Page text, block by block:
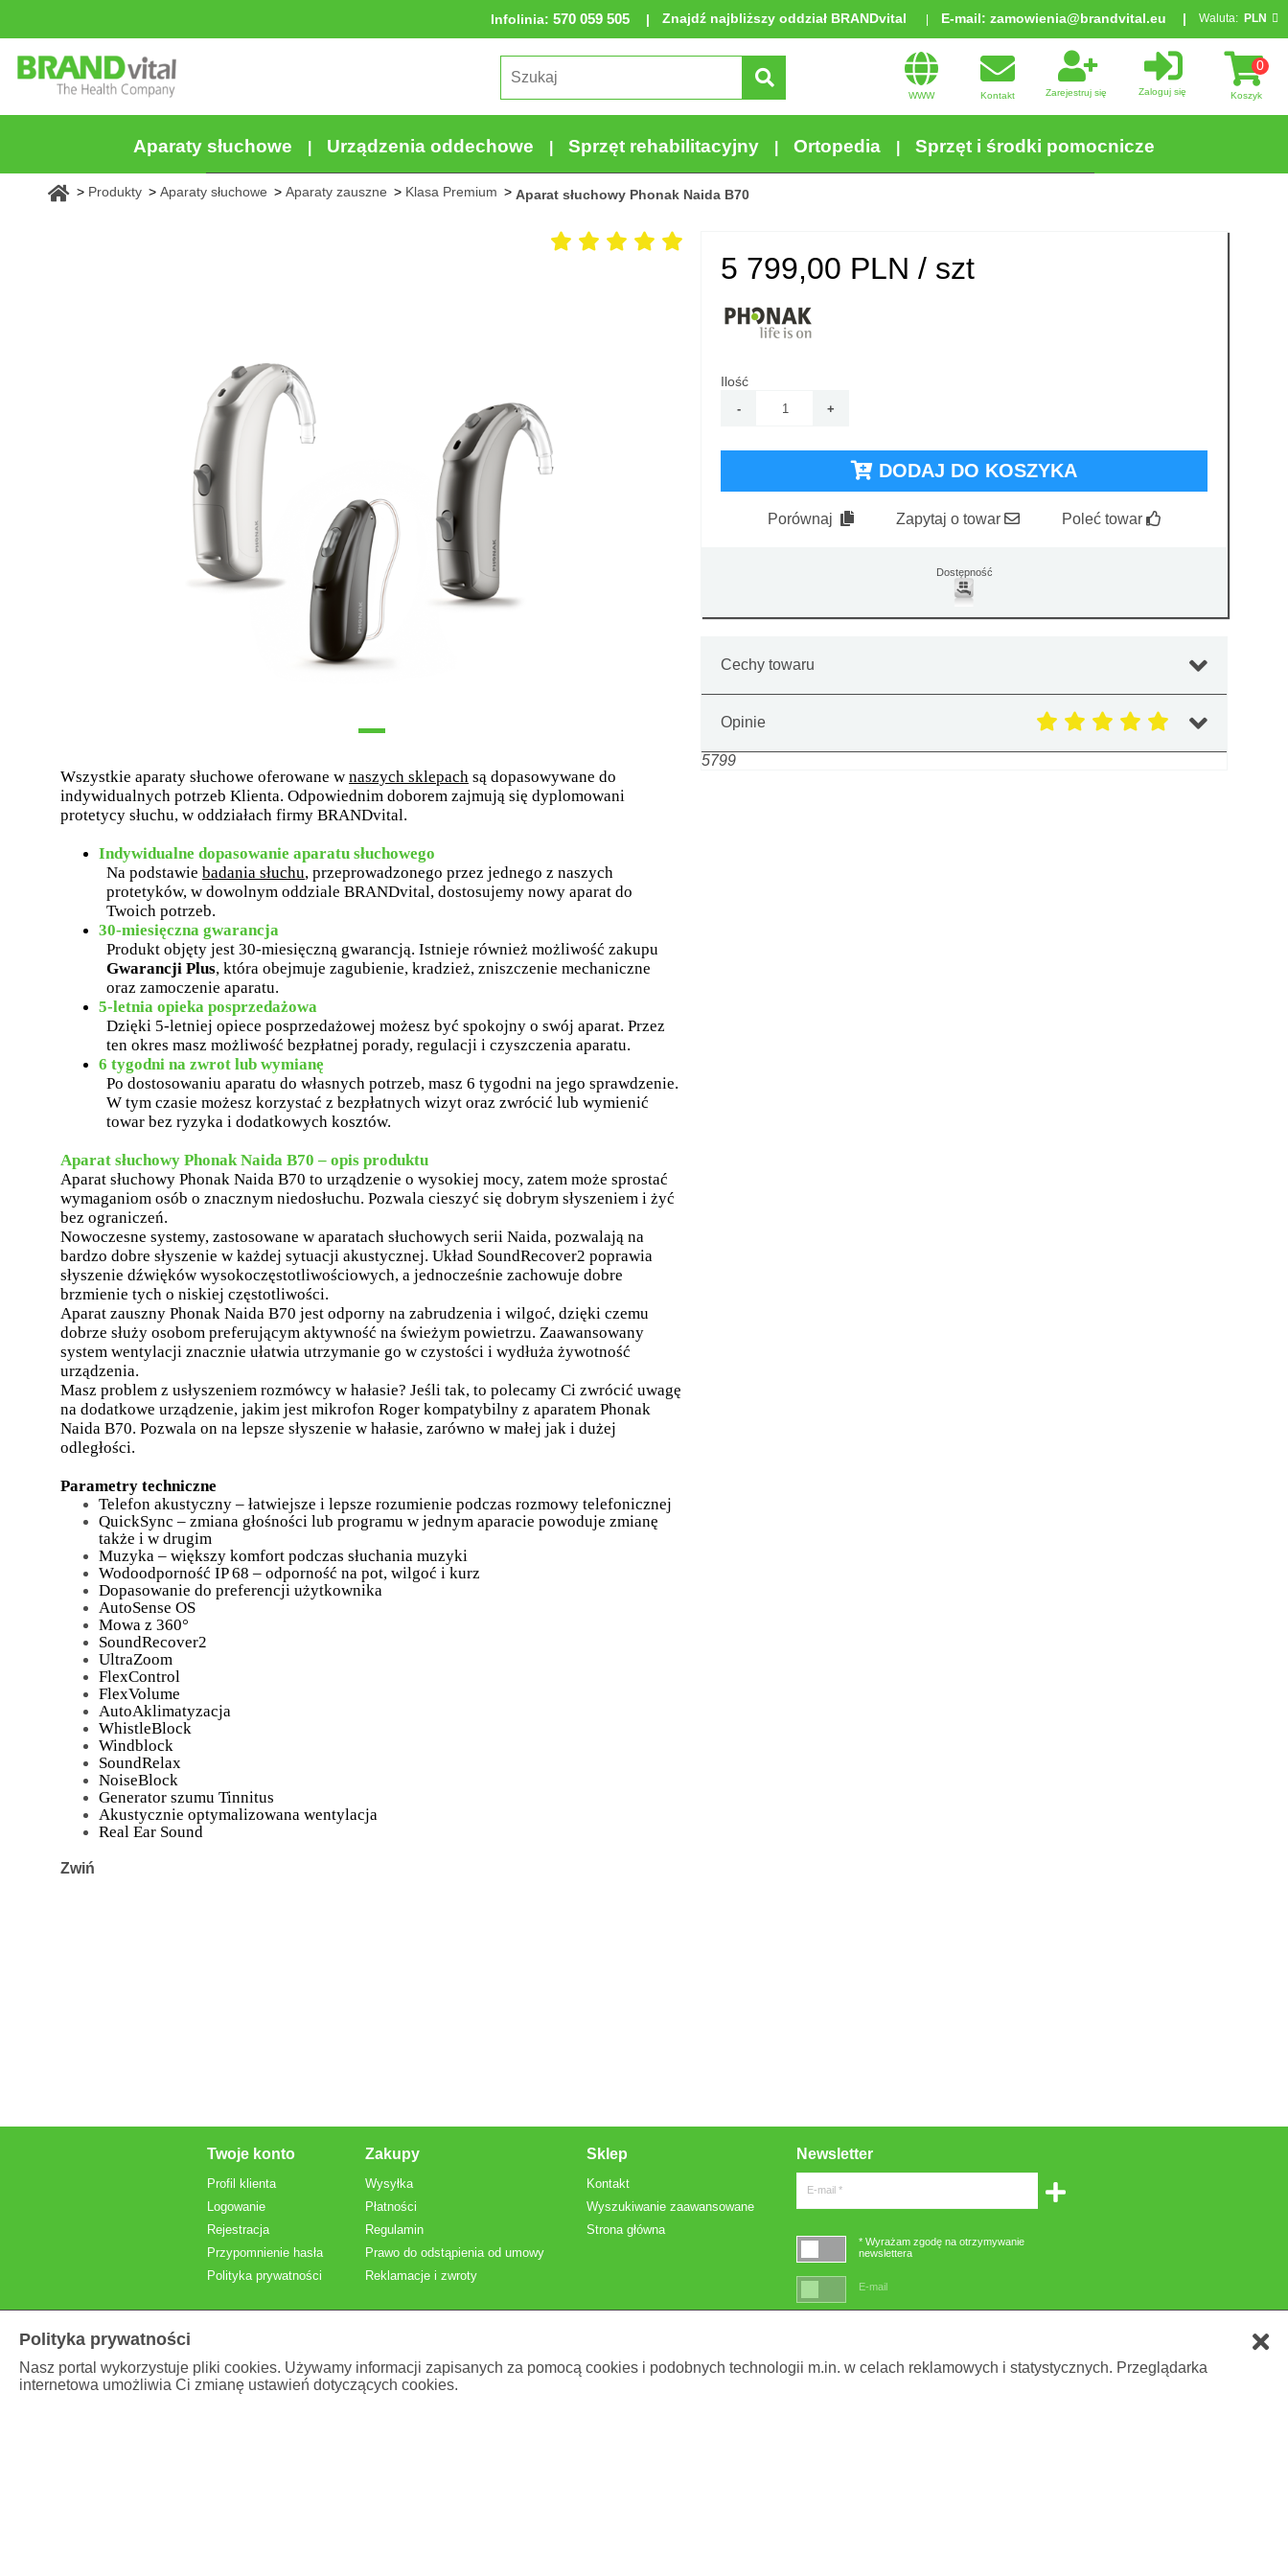
Infolinia: 570 059 505 Znajdź najbliższy oddział BRANDvital E-mail: zamowienia@brandvital.eu Waluta: PLN
WWW Kontakt Zarejestruj się Zaloguj się
0
Koszyk
Aparaty słuchowe Urządzenia oddechowe Sprzęt rehabilitacyjny Ortopedia Sprzęt i środki pomocnicze
Produkty Aparaty słuchowe Aparaty zauszne Klasa Premium Aparat słuchowy Phonak Naida B70
Wszystkie aparaty słuchowe oferowane w naszych sklepach są dopasowywane do
indywidualnych potrzeb Klienta. Odpowiednim doborem zajmują się dyplomowani
protetycy słuchu, w oddziałach firmy BRANDvital.
Indywidualne dopasowanie aparatu słuchowego
Na podstawie badania słuchu, przeprowadzonego przez jednego z naszych
protetyków, w dowolnym oddziale BRANDvital, dostosujemy nowy aparat do
Twoich potrzeb.
30-miesięczna gwarancja
Produkt objęty jest 30-miesięczną gwarancją. Istnieje również możliwość zakupu
Gwarancji Plus, która obejmuje zagubienie, kradzież, zniszczenie mechaniczne
oraz zamoczenie aparatu.
5-letnia opieka posprzedażowa
Dzięki 5-letniej opiece posprzedażowej możesz być spokojny o swój aparat. Przez
ten okres masz możliwość bezpłatnej porady, regulacji i czyszczenia aparatu.
6 tygodni na zwrot lub wymianę
Po dostosowaniu aparatu do własnych potrzeb, masz 6 tygodni na jego sprawdzenie.
W tym czasie możesz korzystać z bezpłatnych wizyt oraz zwrócić lub wymienić
towar bez ryzyka i dodatkowych kosztów.
Aparat słuchowy Phonak Naida B70 – opis produktu
Aparat słuchowy Phonak Naida B70 to urządzenie o wysokiej mocy, zatem może sprostać
wymaganiom osób o znacznym niedosłuchu. Pozwala cieszyć się dobrym słyszeniem i żyć
bez ograniczeń.
Nowoczesne systemy, zastosowane w aparatach słuchowych serii Naida, pozwalają na
bardzo dobre słyszenie w każdej sytuacji akustycznej. Układ SoundRecover2 poprawia
słyszenie dźwięków wysokoczęstotliwościowych, a jednocześnie zachowuje dobre
brzmienie tych o niskiej częstotliwości.
Aparat zauszny Phonak Naida B70 jest odporny na zabrudzenia i wilgoć, dzięki czemu
dobrze służy osobom preferującym aktywność na świeżym powietrzu. Zaawansowany
system wentylacji znacznie ułatwia utrzymanie go w czystości i wydłuża żywotność
urządzenia.
Masz problem z usłyszeniem rozmówcy w hałasie? Jeśli tak, to polecamy Ci zwrócić uwagę
na dodatkowe urządzenie, jakim jest mikrofon Roger kompatybilny z aparatem Phonak
Naida B70. Pozwala on na lepsze słyszenie w hałasie, zarówno w małej jak i dużej
odległości.
Parametry techniczne
Telefon akustyczny – łatwiejsze i lepsze rozumienie podczas rozmowy telefonicznej
QuickSync – zmiana głośności lub programu w jednym aparacie powoduje zmianę
także i w drugim
Muzyka – większy komfort podczas słuchania muzyki
Wodoodporność IP 68 – odporność na pot, wilgoć i kurz
Dopasowanie do preferencji użytkownika
AutoSense OS
Mowa z 360°
SoundRecover2
UltraZoom
FlexControl
FlexVolume
AutoAklimatyzacja
WhistleBlock
Windblock
SoundRelax
NoiseBlock
Generator szumu Tinnitus
Akustycznie optymalizowana wentylacja
Real Ear Sound
Zwiń
5 799,00 PLN / szt
Ilość
DODAJ DO KOSZYKA
Porównaj Zapytaj o towar Poleć towar
Dostępność
Cechy towaru
Opinie
5799
Twoje konto
Profil klienta
Logowanie
Rejestracja
Przypomnienie hasła
Polityka prywatności
Zakupy
Wysyłka
Płatności
Regulamin
Prawo do odstąpienia od umowy
Reklamacje i zwroty
Sklep
Kontakt
Wyszukiwanie zaawansowane
Strona główna
Newsletter
E-mail *
* Wyrażam zgodę na otrzymywanie
newslettera
E-mail
Prezentowane cenybrutto, z VAT.
Polityka prywatności
Nasz portal wykorzystuje pliki cookies. Używamy informacji zapisanych za pomocą cookies i podobnych technologii m.in. w celach reklamowych i statystycznych. Przeglądarka
internetowa umożliwia Ci zmianę ustawień dotyczących cookies.